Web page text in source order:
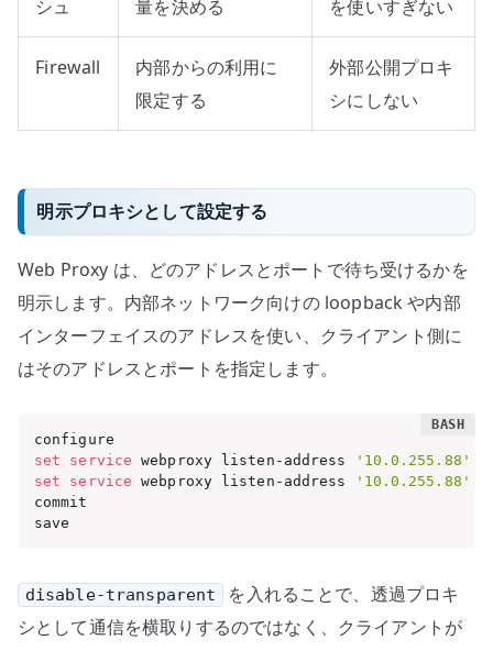
シュ 量を決める を使いすぎない
Firewall
内部からの利用に
限定する
外部公開プロキ
シにしない
明示プロキシとして設定する
Web Proxy は、どのアドレスとポートで待ち受けるかを
明示します。内部ネットワーク向けの loopback や内部
インターフェイスのアドレスを使い、クライアント側に
はそのアドレスとポートを指定します。
set
service webproxy listen-address '10.0.255.88'
set
service webproxy listen-address '10.0.255.88'
commit
save
disable-transparent
を入れることで、透過プロキ
シとして通信を横取りするのではなく、クライアントが